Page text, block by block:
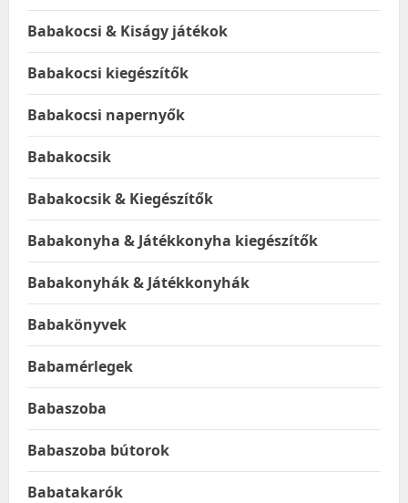
Babakocsi & Kiságy játékok
Babakocsi kiegészítők
Babakocsi napernyők
Babakocsik
Babakocsik & Kiegészítők
Babakonyha & Játékkonyha kiegészítők
Babakonyhák & Játékkonyhák
Babakönyvek
Babamérlegek
Babaszoba
Babaszoba bútorok
Babatakarók